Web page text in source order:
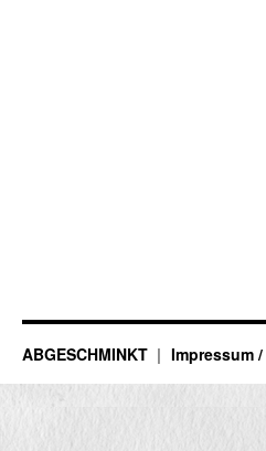
ABGESCHMINKT Impressum